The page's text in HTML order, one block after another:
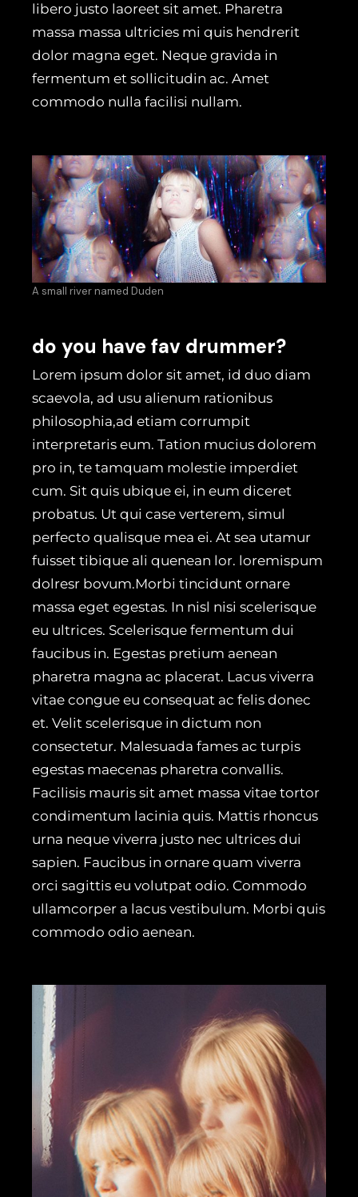
libero justo laoreet sit amet. Pharetra
massa massa ultricies mi quis hendrerit
dolor magna eget. Neque gravida in
fermentum et sollicitudin ac. Amet
commodo nulla facilisi nullam.
A small river named Duden
do you have fav drummer?
Lorem ipsum dolor sit amet, id duo diam
scaevola, ad usu alienum rationibus
philosophia,ad etiam corrumpit
interpretaris eum. Tation mucius dolorem
pro in, te tamquam molestie imperdiet
cum. Sit quis ubique ei, in eum diceret
probatus. Ut qui case verterem, simul
perfecto qualisque mea ei. At sea utamur
fuisset tibique ali quenean lor. loremispum
dolresr bovum.Morbi tincidunt ornare
massa eget egestas. In nisl nisi scelerisque
eu ultrices. Scelerisque fermentum dui
faucibus in. Egestas pretium aenean
pharetra magna ac placerat. Lacus viverra
vitae congue eu consequat ac felis donec
et. Velit scelerisque in dictum non
consectetur. Malesuada fames ac turpis
egestas maecenas pharetra convallis.
Facilisis mauris sit amet massa vitae tortor
condimentum lacinia quis. Mattis rhoncus
urna neque viverra justo nec ultrices dui
sapien. Faucibus in ornare quam viverra
orci sagittis eu volutpat odio. Commodo
ullamcorper a lacus vestibulum. Morbi quis
commodo odio aenean.